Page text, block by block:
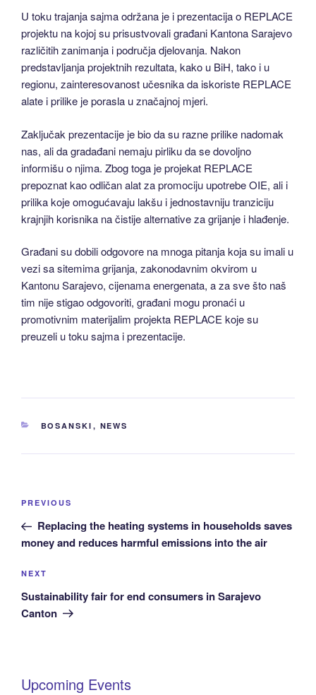
U toku trajanja sajma održana je i prezentacija o REPLACE
projektu na kojoj su prisustvovali građani Kantona Sarajevo
različitih zanimanja i područja djelovanja. Nakon
predstavljanja projektnih rezultata, kako u BiH, tako i u
regionu, zainteresovanost učesnika da iskoriste REPLACE
alate i prilike je porasla u značajnoj mjeri.
Zaključak prezentacije je bio da su razne prilike nadomak
nas, ali da gradađani nemaju pirliku da se dovoljno
informišu o njima. Zbog toga je projekat REPLACE
prepoznat kao odličan alat za promociju upotrebe OIE, ali i
prilika koje omogućavaju lakšu i jednostavniju tranziciju
krajnjih korisnika na čistije alternative za grijanje i hlađenje.
Građani su dobili odgovore na mnoga pitanja koja su imali u
vezi sa sitemima grijanja, zakonodavnim okvirom u
Kantonu Sarajevo, cijenama energenata, a za sve što naš
tim nije stigao odgovoriti, građani mogu pronaći u
promotivnim materijalim projekta REPLACE koje su
preuzeli u toku sajma i prezentacije.
CATEGORIES
BOSANSKI , NEWS
Post
Previous
Post
PREVIOUS
Replacing the heating systems in households saves
money and reduces harmful emissions into the air
Next
Post
NEXT
Sustainability fair for end consumers in Sarajevo
Canton
Upcoming Events